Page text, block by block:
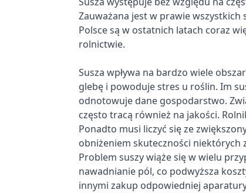
Zauważana jest w prawie
Polsce są w ostatnich latach coraz
rolnictwie.
Susza wpływa na bardzo wiele
glebę i powoduje stres u roślin. Im
odnotowuje dane gospodarstwo.
często tracą również na jakości.
Ponadto musi liczyć się ze
obniżeniem skuteczności niektórych
Problem suszy wiąże się w wielu
nawadnianie pól, co podwyższa
innymi zakup odpowiedniej